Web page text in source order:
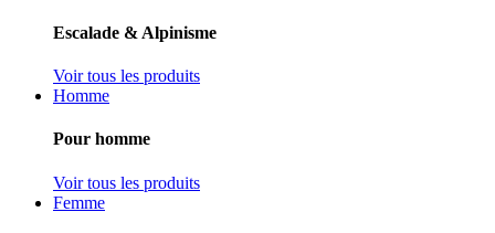
Escalade & Alpinisme
Voir tous les produits
Homme
Pour homme
Voir tous les produits
Femme